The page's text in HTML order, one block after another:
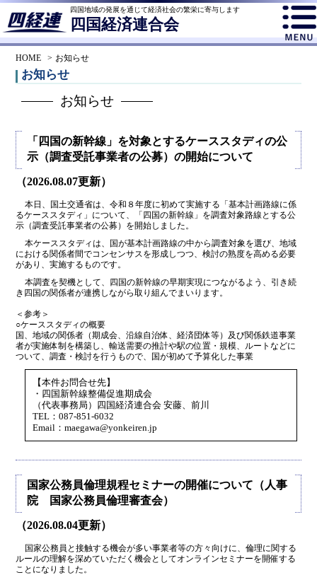
四国地域の発展を通じて経済社会の繁栄に寄与します
四国経済連合会
HOME お知らせ
お知らせ
お知らせ
「四国の新幹線」を対象とするケーススタディの公
示（調査受託事業者の公募）の開始について
（2026.08.07更新）
本日、国土交通省は、令和８年度に初めて実施する「基本計画路線に係
るケーススタディ」について、「四国の新幹線」を調査対象路線とする公
示（調査受託事業者の公募）を開始しました。
本ケーススタディは、国が基本計画路線の中から調査対象を選び、地域
における関係者間でコンセンサスを形成しつつ、検討の熟度を高める必要
があり、実施するものです。
本調査を契機として、四国の新幹線の早期実現につながるよう、引き続
き四国の関係者が連携しながら取り組んでまいります。
＜参考＞
○ケーススタディの概要
国、地域の関係者（期成会、沿線自治体、経済団体等）及び関係鉄道事業
者が実施体制を構築し、輸送需要の推計や駅の位置・規模、ルートなどに
ついて、調査・検討を行うもので、国が初めて予算化した事業
【本件お問合せ先】
・四国新幹線整備促進期成会
（代表事務局）四国経済連合会 安藤、前川
TEL：087-851-6032
Email：maegawa@yonkeiren.jp
国家公務員倫理規程セミナーの開催について（人事
院 国家公務員倫理審査会）
（2026.08.04更新）
国家公務員と接触する機会が多い事業者等の方々向けに、倫理に関する
ルールの理解を深めていただく機会としてオンラインセミナーを開催する
ことになりました。